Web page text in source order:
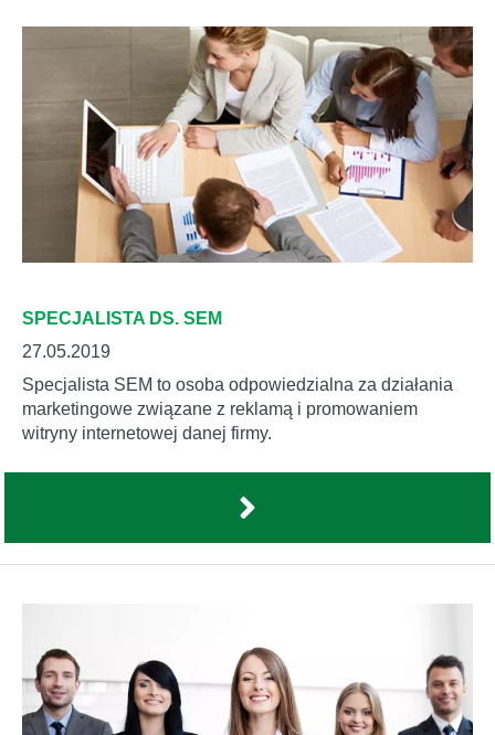
SPECJALISTA DS. SEM
27.05.2019
Specjalista SEM to osoba odpowiedzialna za działania
marketingowe związane z reklamą i promowaniem
witryny internetowej danej firmy.